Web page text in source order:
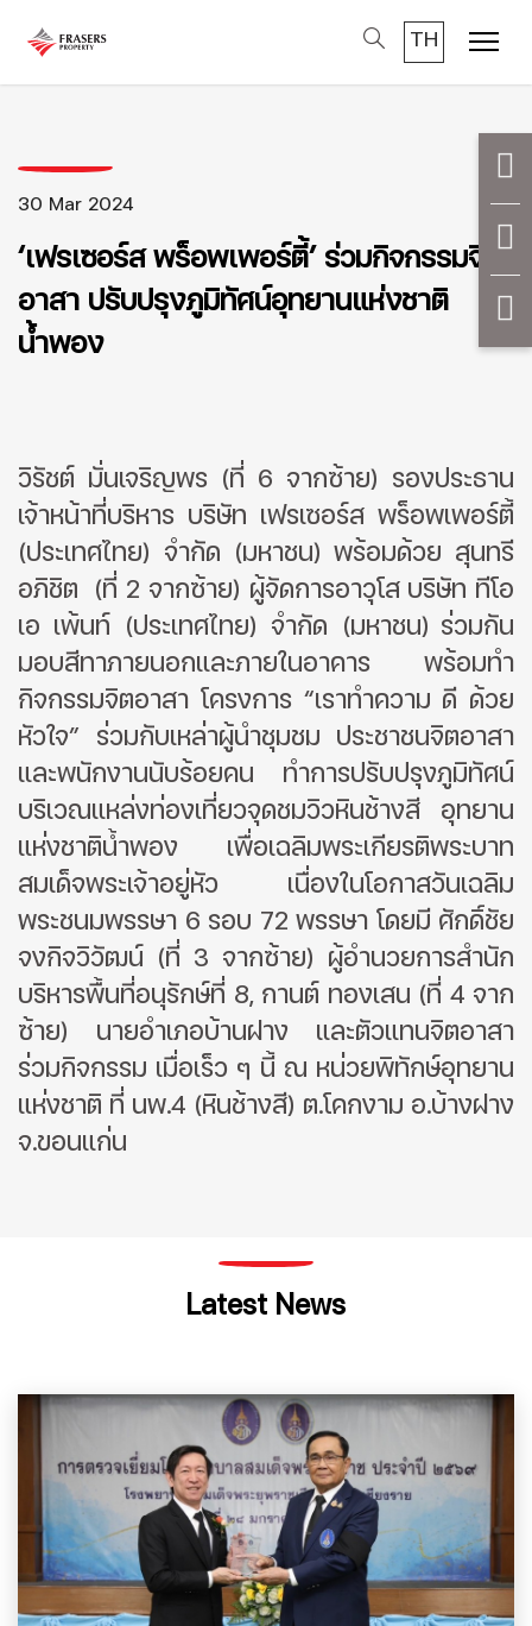
TH
Menu
30 Mar 2024
‘เฟรเซอร์ส พร็อพเพอร์ตี้’ ร่วมกิจกรรมจิต
อาสา ปรับปรุงภูมิทัศน์อุทยานแห่งชาติ
น้ำพอง
วิรัชต์ มั่นเจริญพร (ที่ 6 จากซ้าย) รองประธาน
เจ้าหน้าที่บริหาร บริษัท เฟรเซอร์ส พร็อพเพอร์ตี้
(ประเทศไทย) จำกัด (มหาชน) พร้อมด้วย สุนทรี
อภิชิต (ที่ 2 จากซ้าย) ผู้จัดการอาวุโส บริษัท ทีโอ
เอ เพ้นท์ (ประเทศไทย) จํากัด (มหาชน) ร่วมกัน
มอบสีทาภายนอกและภายในอาคาร พร้อมทำ
กิจกรรมจิตอาสา โครงการ “เราทำความ ดี ด้วย
หัวใจ” ร่วมกับเหล่าผู้นำชุมชม ประชาชนจิตอาสา
และพนักงานนับร้อยคน ทำการปรับปรุงภูมิทัศน์
บริเวณแหล่งท่องเที่ยวจุดชมวิวหินช้างสี อุทยาน
แห่งชาติน้ำพอง เพื่อเฉลิมพระเกียรติพระบาท
สมเด็จพระเจ้าอยู่หัว เนื่องในโอกาสวันเฉลิม
พระชนมพรรษา 6 รอบ 72 พรรษา โดยมี ศักดิ์ชัย
จงกิจวิวัฒน์ (ที่ 3 จากซ้าย) ผู้อำนวยการสำนัก
บริหารพื้นที่อนุรักษ์ที่ 8, กานต์ ทองเสน (ที่ 4 จาก
ซ้าย) นายอำเภอบ้านฝาง และตัวแทนจิตอาสา
ร่วมกิจกรรม เมื่อเร็ว ๆ นี้ ณ หน่วยพิทักษ์อุทยาน
แห่งชาติ ที่ นพ.4 (หินช้างสี) ต.โคกงาม อ.บ้างฝาง
จ.ขอนแก่น
Latest News